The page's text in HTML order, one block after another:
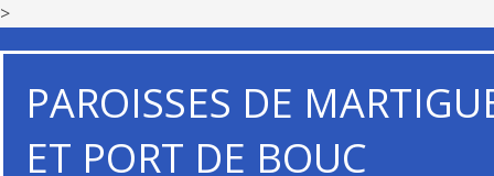
>
PAROISSES DE
ET PORT DE BOUC